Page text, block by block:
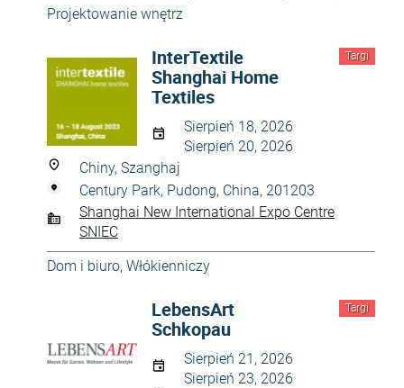
Projektowanie wnętrz
Targi
InterTextile
Shanghai Home
Textiles
Sierpień 18, 2026
Sierpień 20, 2026
Chiny, Szanghaj
Century Park, Pudong, China, 201203
Shanghai New International Expo Centre
SNIEC
Dom i biuro, Włókienniczy
Targi
LebensArt
Schkopau
Sierpień 21, 2026
Sierpień 23, 2026